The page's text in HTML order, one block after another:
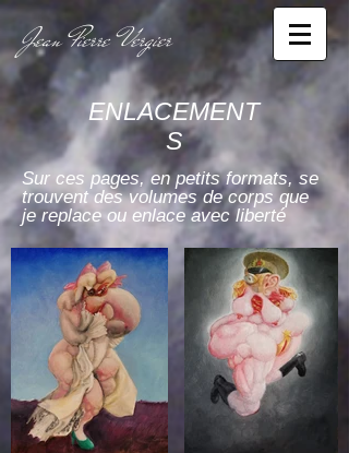
Jean Pierre Vergier
ENLACEMENT
S
Sur ces pages, en petits formats, se
trouvent des volumes de corps que
je replace ou enlace avec liberté